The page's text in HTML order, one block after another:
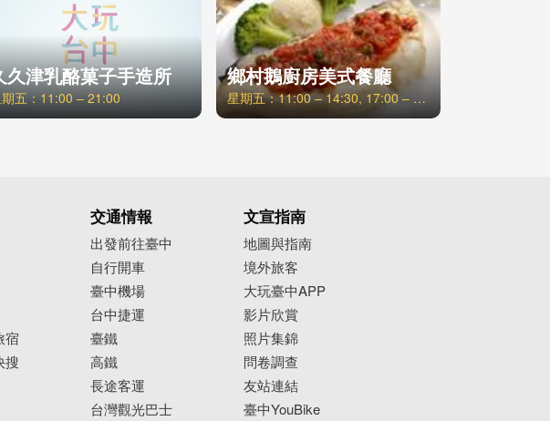
久津乳酪菓子手造所
五：11:00 – 21:00
鄉村鵝廚房美式餐廳
星期五：11:00 – 14:30, 17:00 – 22:00
宿
搜
交通情報
出發前往臺中
自行開車
臺中機場
台中捷運
臺鐵
高鐵
長途客運
台灣觀光巴士
文宣指南
地圖與指南
境外旅客
大玩臺中APP
影片欣賞
照片集錦
問卷調查
友站連結
臺中YouBike